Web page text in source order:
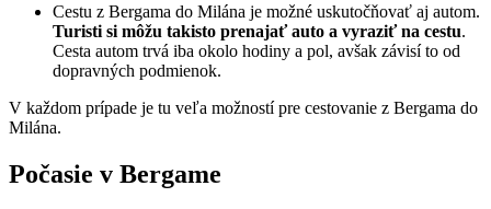
Cestu z Bergama do Milána je možné uskutočňovať aj autom.
Turisti si môžu takisto prenajať auto a vyraziť na cestu.
Cesta autom trvá iba okolo hodiny a pol, avšak závisí to od
dopravných podmienok.
V každom prípade je tu veľa možností pre cestovanie z Bergama do
Milána.
Počasie v Bergame